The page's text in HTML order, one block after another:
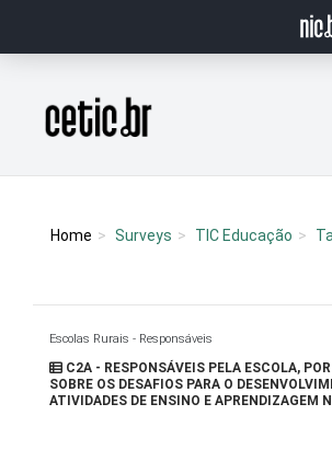
Página inicial
Home Surveys TIC Educação
Escolas Rurais - Responsáveis
C2A - RESPONSÁVEIS PELA ESCOLA,
SOBRE OS DESAFIOS PARA O
ATIVIDADES DE ENSINO E APRENDIZAGEM